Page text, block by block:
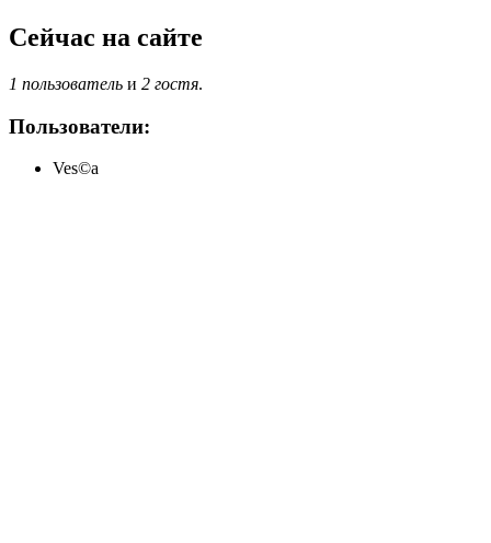
Сейчас на сайте
1 пользователь и 2 гостя.
Пользователи:
Ves©a